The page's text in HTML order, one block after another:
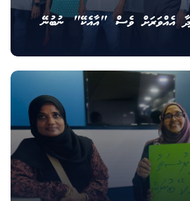
އެއްވަރަށް ވެސް "އާއެކޭ" ނުބުނޭ